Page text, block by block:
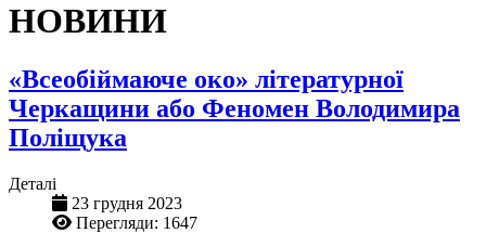
НОВИНИ
«Всеобіймаюче око» літературної
Черкащини або Феномен Володимира
Поліщука
Деталі
23 грудня 2023
Перегляди: 1647